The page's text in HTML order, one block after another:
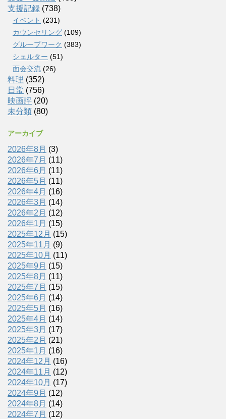
支援記録 (738)
イベント (231)
カウンセリング (109)
グループワーク (383)
シェルター (51)
面会交流 (26)
料理 (352)
日常 (756)
映画評 (20)
未分類 (80)
アーカイブ
2026年8月 (3)
2026年7月 (11)
2026年6月 (11)
2026年5月 (11)
2026年4月 (16)
2026年3月 (14)
2026年2月 (12)
2026年1月 (15)
2025年12月 (15)
2025年11月 (9)
2025年10月 (11)
2025年9月 (15)
2025年8月 (11)
2025年7月 (15)
2025年6月 (14)
2025年5月 (16)
2025年4月 (14)
2025年3月 (17)
2025年2月 (21)
2025年1月 (16)
2024年12月 (16)
2024年11月 (12)
2024年10月 (17)
2024年9月 (12)
2024年8月 (14)
2024年7月 (12)